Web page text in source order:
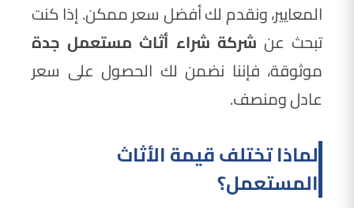
المعايير، ونقدم لك أفضل سعر ممكن. إذا كنت
تبحث عن شركة شراء أثاث مستعمل جدة
موثوقة، فإننا نضمن لك الحصول على سعر
عادل ومنصف.
لماذا تختلف قيمة الأثاث
المستعمل؟